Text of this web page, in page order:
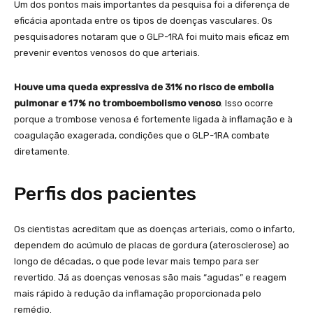
Um dos pontos mais importantes da pesquisa foi a diferença de
eficácia apontada entre os tipos de doenças vasculares. Os
pesquisadores notaram que o GLP-1RA foi muito mais eficaz em
prevenir eventos venosos do que arteriais.
Houve uma queda expressiva de 31% no risco de embolia
pulmonar e 17% no tromboembolismo venoso. Isso ocorre
porque a trombose venosa é fortemente ligada à inflamação e à
coagulação exagerada, condições que o GLP-1RA combate
diretamente.
Perfis dos pacientes
Os cientistas acreditam que as doenças arteriais, como o infarto,
dependem do acúmulo de placas de gordura (aterosclerose) ao
longo de décadas, o que pode levar mais tempo para ser
revertido. Já as doenças venosas são mais “agudas” e reagem
mais rápido à redução da inflamação proporcionada pelo
remédio.